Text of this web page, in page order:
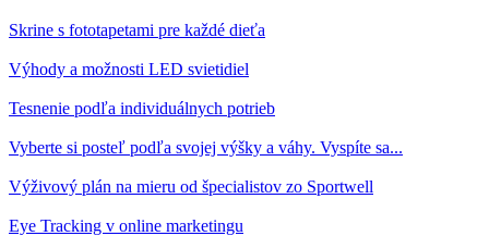
Skrine s fototapetami pre každé dieťa
Výhody a možnosti LED svietidiel
Tesnenie podľa individuálnych potrieb
Vyberte si posteľ podľa svojej výšky a váhy. Vyspíte sa...
Výživový plán na mieru od špecialistov zo Sportwell
Eye Tracking v online marketingu